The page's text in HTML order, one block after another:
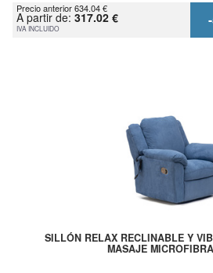
Precio anterior 634.04 €
A partir de: 317.02 €
IVA INCLUIDO
SILLÓN RELAX RECLINABLE Y
MASAJE